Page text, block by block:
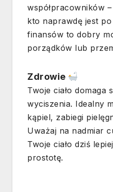
współpracowników
kto naprawdę jest
finansów to dobry
porządków lub
Zdrowie
Twoje ciało domaga
wyciszenia. Idealny
kąpiel, zabiegi
Uważaj na nadmiar
Twoje ciało dziś
prostotę.